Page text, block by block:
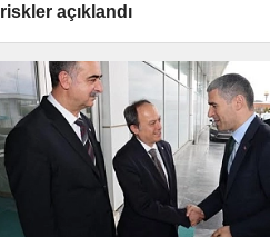
riskler açıklandı